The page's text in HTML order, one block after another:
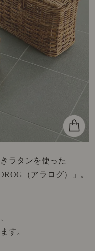
ラタンを使った
（アラログ） 」。
す。